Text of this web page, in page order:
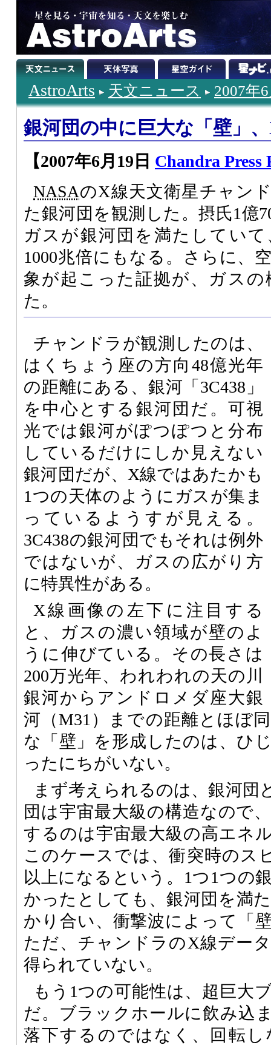
AstroArts 天文ニュース 2007年
銀河団の中に巨大な「壁」
【2007年6月19日 Chandra Press
NASAのX線天文衛星チャン
た銀河団を観測した。摂氏1億
ガスが銀河団を満たしてい
1000兆倍にもなる。さらに、
象が起こった証拠が、ガス
た。
チャンドラが観測したのは、
はくちょう座の方向48億光年
の距離にある、銀河「3C438」
を中心とする銀河団だ。可視
光では銀河がぽつぽつと分布
しているだけにしか見えない
銀河団だが、X線ではあたかも
1つの天体のようにガスが集ま
っているようすが見える。
3C438の銀河団でもそれは例外
ではないが、ガスの広がり方
に特異性がある。
X線画像の左下に注目する
と、ガスの濃い領域が壁のよ
うに伸びている。その長さは
200万光年、われわれの天の川
銀河からアンドロメダ座大銀
河（M31）までの距離とほぼ
な「壁」を形成したのは、ひ
ったにちがいない。
まず考えられるのは、銀河団
団は宇宙最大級の構造なので
するのは宇宙最大級の高エネ
このケースでは、衝突時のス
以上になるという。1つ1つの
かったとしても、銀河団を満
かり合い、衝撃波によって「
ただ、チャンドラのX線デー
得られていない。
もう1つの可能性は、超巨大
だ。ブラックホールに飲み込
落下するのではなく、回転